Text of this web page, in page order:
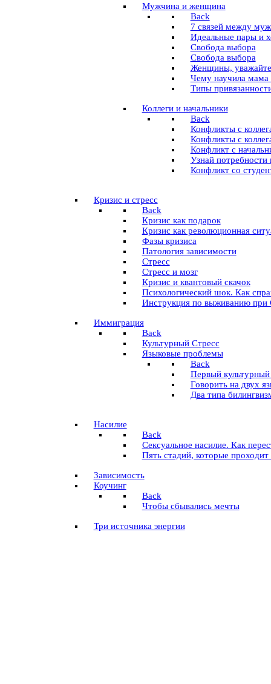
Мужчина и женщина
Back
7 связей между
Идеальные пары и
Свобода выбора
Свобода выбора
Женщины,
Чему научила
Типы
Коллеги и начальники
Back
Конфликты с
Конфликты с
Конфликт с
Узнай потребности
Конфликт со
Кризис и стресс
Back
Кризис как подарок
Кризис как революционная
Фазы кризиса
Патология зависимости
Стресс
Стресс и мозг
Кризис и квантовый скачок
Психологический шок. Как
Инструкция по выживанию при
Иммиграция
Back
Культурный Стресс
Языковые проблемы
Back
Первый
Говорить на двух
Два типа
Насилие
Back
Сексуальное насилие. Как
Пять стадий, которые
Зависимость
Коучинг
Back
Чтобы сбывались мечты
Три источника энергии